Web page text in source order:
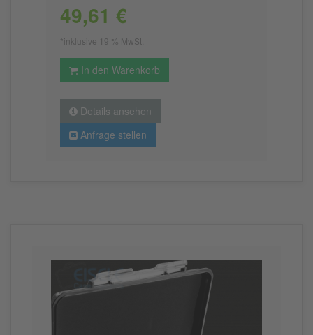
49,61 €
*inklusive 19 % MwSt.
In den Warenkorb
Details ansehen
Anfrage stellen